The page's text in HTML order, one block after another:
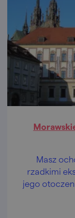
Masz
rzadkimi
jego